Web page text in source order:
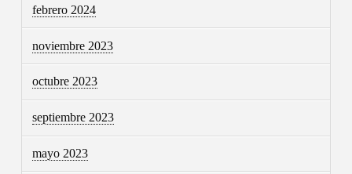
febrero 2024
noviembre 2023
octubre 2023
septiembre 2023
mayo 2023